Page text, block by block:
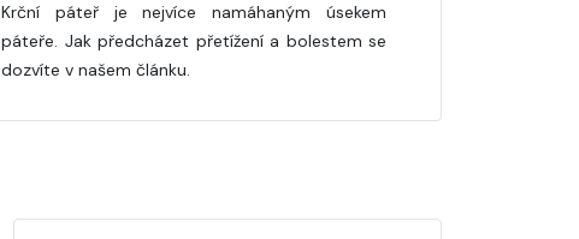
Krční páteř je nejvíce namáhaným úsekem
páteře. Jak předcházet přetížení a bolestem se
dozvíte v našem článku.